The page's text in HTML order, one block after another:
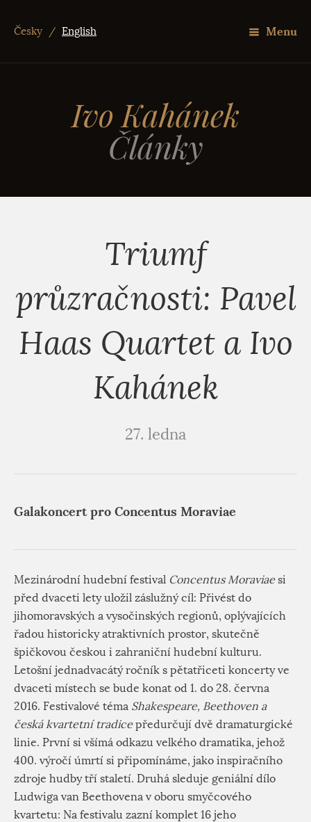
Menu
Česky / English
Ivo Kahánek
Články
Triumf
průzračnosti: Pavel
Haas Quartet a Ivo
Kahánek
27. ledna
Galakoncert pro Concentus Moraviae
Mezinárodní hudební festival Concentus Moraviaesi
před dvaceti lety uložil záslužný cíl: Přivést do
jihomoravských a vysočinských regionů, oplývajících
řadou historicky atraktivních prostor, skutečně
špičkovou českou i zahraniční hudební kulturu.
Letošní jednadvacátý ročník s pětatřiceti koncerty ve
dvaceti místech se bude konat od 1. do 28. června
2016. Festivalové téma Shakespeare, Beethoven a
česká kvartetní tradicepředurčují dvě dramaturgické
linie. První si všímá odkazu velkého dramatika, jehož
400. výročí úmrtí si připomínáme, jako inspiračního
zdroje hudby tří staletí. Druhá sleduje geniální dílo
Ludwiga van Beethovena v oboru smyčcového
kvartetu: Na festivalu zazní komplet 16 jeho